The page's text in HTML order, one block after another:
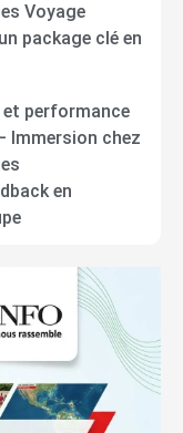
Voyage
package clé en
et performance
Immersion chez
en